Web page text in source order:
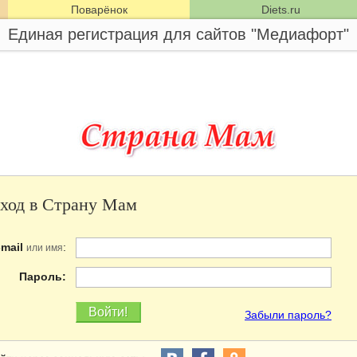
Поварёнок Diets.ru
Единая регистрация для сайтов "Медиафорт"
в Страну Мам
или имя:
Пароль:
Забыли пароль?